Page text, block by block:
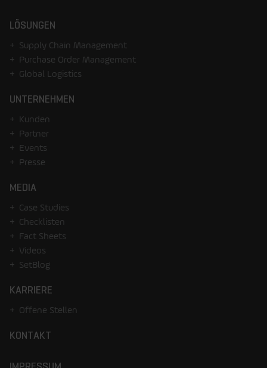
LÖSUNGEN
Supply Chain Management
Purchase Order Management
Global Logistics
UNTERNEHMEN
Kunden
Partner
Events
Presse
MEDIA
Case Studies
Checklisten
Fact Sheets
Videos
SetBlog
KARRIERE
Offene Stellen
KONTAKT